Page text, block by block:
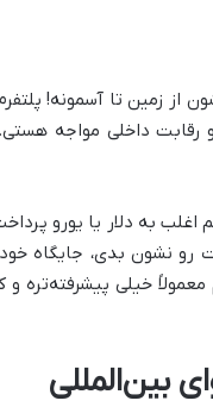
از زمین تا آسمونه!
و رقابت داخلی مواجه
اغلب به دلار یا یورو
رو نشون بدی، جایگاه
خیلی پیشرفته‌تره و
بین‌المللی